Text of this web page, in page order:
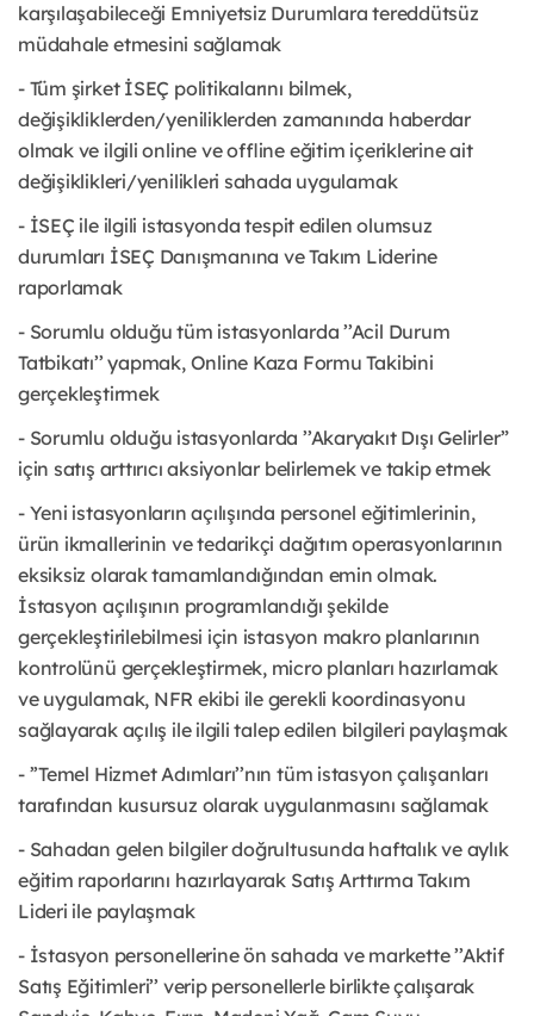
karşılaşabileceği Emniyetsiz Durumlara tereddütsüz
müdahale etmesini sağlamak
- Tüm şirket İSEÇ politikalarını bilmek,
değişikliklerden/yeniliklerden zamanında haberdar
olmak ve ilgili online ve offline eğitim içeriklerine ait
değişiklikleri/yenilikleri sahada uygulamak
- İSEÇ ile ilgili istasyonda tespit edilen olumsuz
durumları İSEÇ Danışmanına ve Takım Liderine
raporlamak
- Sorumlu olduğu tüm istasyonlarda ’’Acil Durum
Tatbikatı’’ yapmak, Online Kaza Formu Takibini
gerçekleştirmek
- Sorumlu olduğu istasyonlarda ’’Akaryakıt Dışı Gelirler”
için satış arttırıcı aksiyonlar belirlemek ve takip etmek
- Yeni istasyonların açılışında personel eğitimlerinin,
ürün ikmallerinin ve tedarikçi dağıtım operasyonlarının
eksiksiz olarak tamamlandığından emin olmak.
İstasyon açılışının programlandığı şekilde
gerçekleştirilebilmesi için istasyon makro planlarının
kontrolünü gerçekleştirmek, micro planları hazırlamak
ve uygulamak, NFR ekibi ile gerekli koordinasyonu
sağlayarak açılış ile ilgili talep edilen bilgileri paylaşmak
- ’’Temel Hizmet Adımları’’nın tüm istasyon çalışanları
tarafından kusursuz olarak uygulanmasını sağlamak
- Sahadan gelen bilgiler doğrultusunda haftalık ve aylık
eğitim raporlarını hazırlayarak Satış Arttırma Takım
Lideri ile paylaşmak
- İstasyon personellerine ön sahada ve markette ’’Aktif
Satış Eğitimleri’’ verip personellerle birlikte çalışarak